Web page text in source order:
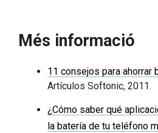
Més informació
11 consejos para ahorrar
Artículos Softonic, 2011.
¿Cómo saber qué
la batería de tu teléfono